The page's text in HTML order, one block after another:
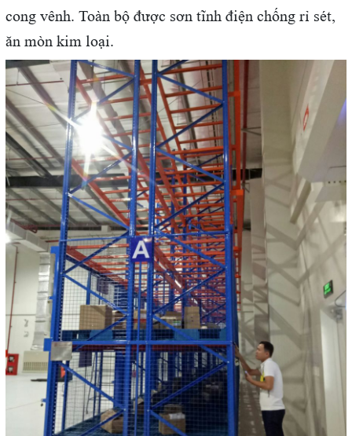
cong vênh. Toàn bộ được sơn tĩnh điện chống rỉ sét,
ăn mòn kim loại.